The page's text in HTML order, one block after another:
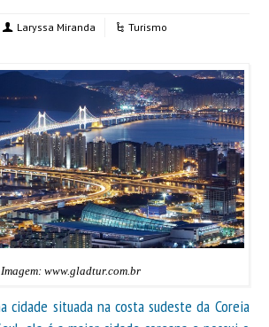
Laryssa Miranda Turismo
Imagem: www.gladtur.com.br
cidade situada na costa sudeste da Coreia